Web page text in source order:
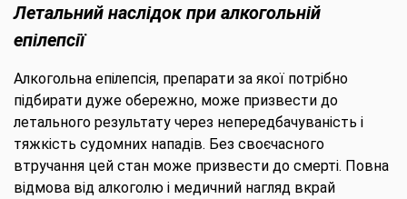
Летальний наслідок при алкогольній
епілепсії
Алкогольна епілепсія, препарати за якої потрібно
підбирати дуже обережно, може призвести до
летального результату через непередбачуваність і
тяжкість судомних нападів. Без своєчасного
втручання цей стан може призвести до смерті. Повна
відмова від алкоголю і медичний нагляд вкрай